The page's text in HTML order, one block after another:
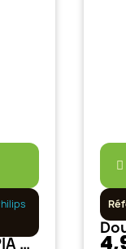
HPS Philips 400w SON-T PIA AGRO